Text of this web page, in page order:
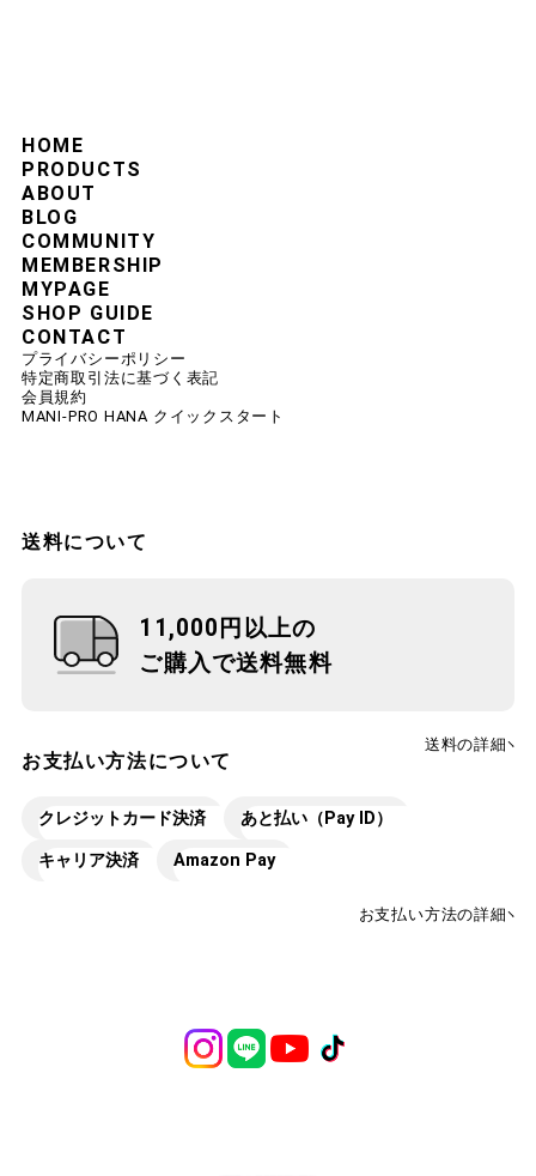
HOME
PRODUCTS
ABOUT
BLOG
COMMUNITY
MEMBERSHIP
MYPAGE
SHOP GUIDE
CONTACT
プライバシーポリシー
特定商取引法に基づく表記
会員規約
MANI-PRO HANA クイックスタート
送料について
11,000円以上の
ご購入で送料無料
送料の詳細
お支払い方法について
クレジットカード決済 あと払い（Pay ID）
キャリア決済 Amazon Pay
お支払い方法の詳細